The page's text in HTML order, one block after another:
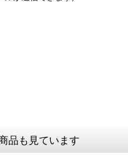
品も見ています